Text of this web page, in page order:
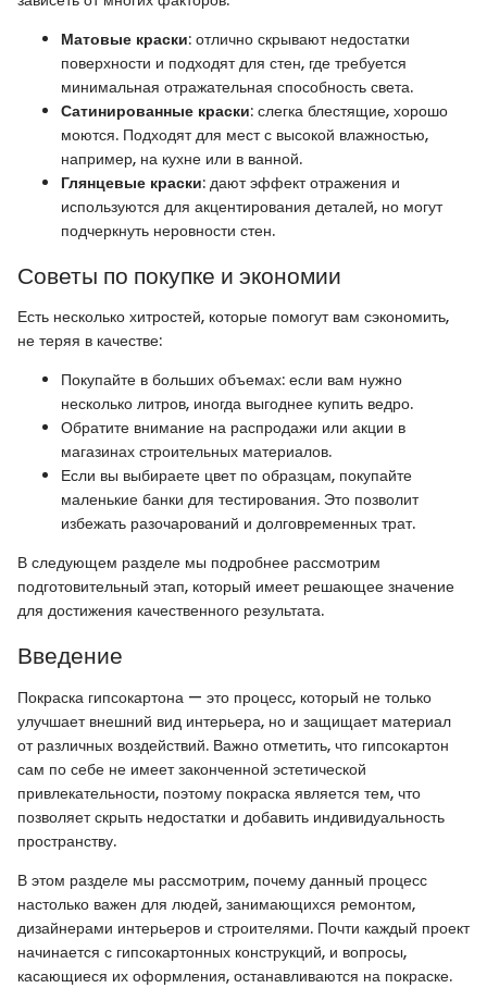
Матовые краски: отлично скрывают недостатки
поверхности и подходят для стен, где требуется
минимальная отражательная способность света.
Сатинированные краски: слегка блестящие, хорошо
моются. Подходят для мест с высокой влажностью,
например, на кухне или в ванной.
Глянцевые краски: дают эффект отражения и
используются для акцентирования деталей, но могут
подчеркнуть неровности стен.
Советы по покупке и экономии
Есть несколько хитростей, которые помогут вам сэкономить,
не теряя в качестве:
Покупайте в больших объемах: если вам нужно
несколько литров, иногда выгоднее купить ведро.
Обратите внимание на распродажи или акции в
магазинах строительных материалов.
Если вы выбираете цвет по образцам, покупайте
маленькие банки для тестирования. Это позволит
избежать разочарований и долговременных трат.
В следующем разделе мы подробнее рассмотрим
подготовительный этап, который имеет решающее значение
для достижения качественного результата.
Введение
Покраска гипсокартона — это процесс, который не только
улучшает внешний вид интерьера, но и защищает материал
от различных воздействий. Важно отметить, что гипсокартон
сам по себе не имеет законченной эстетической
привлекательности, поэтому покраска является тем, что
позволяет скрыть недостатки и добавить индивидуальность
пространству.
В этом разделе мы рассмотрим, почему данный процесс
настолько важен для людей, занимающихся ремонтом,
дизайнерами интерьеров и строителями. Почти каждый проект
начинается с гипсокартонных конструкций, и вопросы,
касающиеся их оформления, останавливаются на покраске.